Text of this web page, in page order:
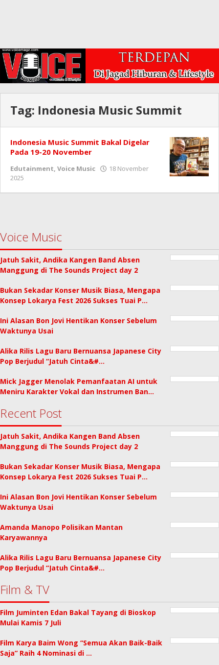
Tag: Indonesia Music Summit
Indonesia Music Summit Bakal Digelar
Pada 19-20 November
Edutainment, Voice Music
18 November
2025
Voice Music
Jatuh Sakit, Andika Kangen Band Absen
Manggung di The Sounds Project day 2
Bukan Sekadar Konser Musik Biasa, Mengapa
Konsep Lokarya Fest 2026 Sukses Tuai P…
Ini Alasan Bon Jovi Hentikan Konser Sebelum
Waktunya Usai
Alika Rilis Lagu Baru Bernuansa Japanese City
Pop Berjudul “Jatuh Cinta&#…
Mick Jagger Menolak Pemanfaatan AI untuk
Meniru Karakter Vokal dan Instrumen Ban…
Recent Post
Jatuh Sakit, Andika Kangen Band Absen
Manggung di The Sounds Project day 2
Bukan Sekadar Konser Musik Biasa, Mengapa
Konsep Lokarya Fest 2026 Sukses Tuai P…
Ini Alasan Bon Jovi Hentikan Konser Sebelum
Waktunya Usai
Amanda Manopo Polisikan Mantan
Karyawannya
Alika Rilis Lagu Baru Bernuansa Japanese City
Pop Berjudul “Jatuh Cinta&#…
Film & TV
Film Juminten Edan Bakal Tayang di Bioskop
Mulai Kamis 7 Juli
Film Karya Baim Wong “Semua Akan Baik-Baik
Saja” Raih 4 Nominasi di …